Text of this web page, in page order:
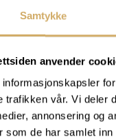
Samtykke
anvender
trafikken vår. Vi deler
annonsering og
som de har samlet
interpreted if available.
up. The
should be changed